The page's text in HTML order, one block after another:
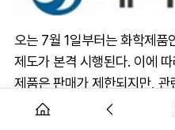
오는 7월 1일부터는 화학제품
제도가 본격 시행된다. 이에
제품은 판매가 제한되지만,
제품은 기존과 동일하게 유통